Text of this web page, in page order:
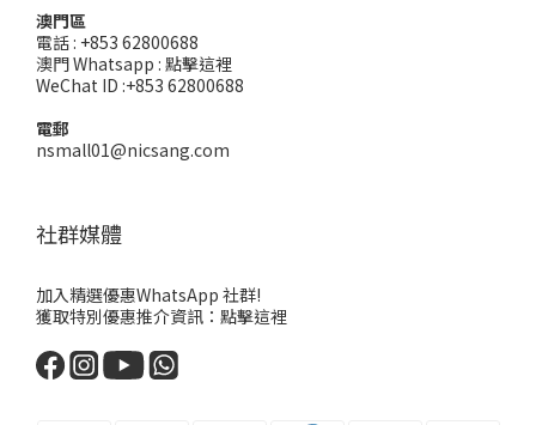
澳門區
電話 : +853 62800688
澳門 Whatsapp : 點擊這裡
WeChat ID :+853 62800688
電郵
nsmall01@nicsang.com
社群媒體
加入精選優惠WhatsApp 社群!
獲取特別優惠推介資訊： 點擊這裡